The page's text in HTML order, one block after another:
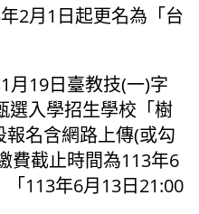
2月1日起更名為「台
月19日臺教技(一)字
選入學招生學校「樹
名含網路上傳(或勾
費截止時間為113年6
113年6月13日21:00